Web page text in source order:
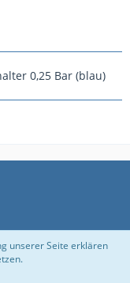
0,25 Bar (blau)
unserer Seite erklären